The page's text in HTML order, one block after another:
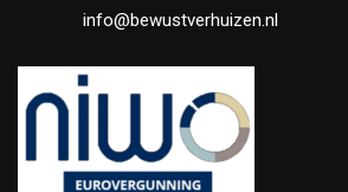
info@bewustverhuizen.nl